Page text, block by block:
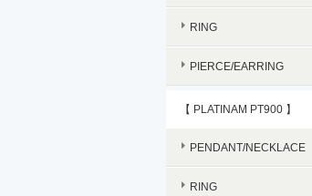
RING
PIERCE/EARRING
【 PLATINAM PT900 】
PENDANT/NECKLACE
RING